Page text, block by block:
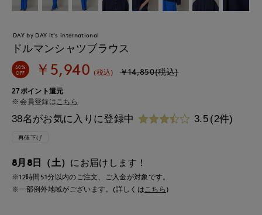
DAY by DAY It's international
ドルマンシャツブラウス
60%
OFF ￥5,940 (税込) ￥14,850(税込)
27ポイント還元
会員登録はこちら
38名がお気に入りに登録中 3.5 (2件)
再値下げ
8月8日（土） にお届けします！
※12時間 51分以内のご注文、ご入金が対象です。
※一部例外地域がございます。(詳しくは こちら )